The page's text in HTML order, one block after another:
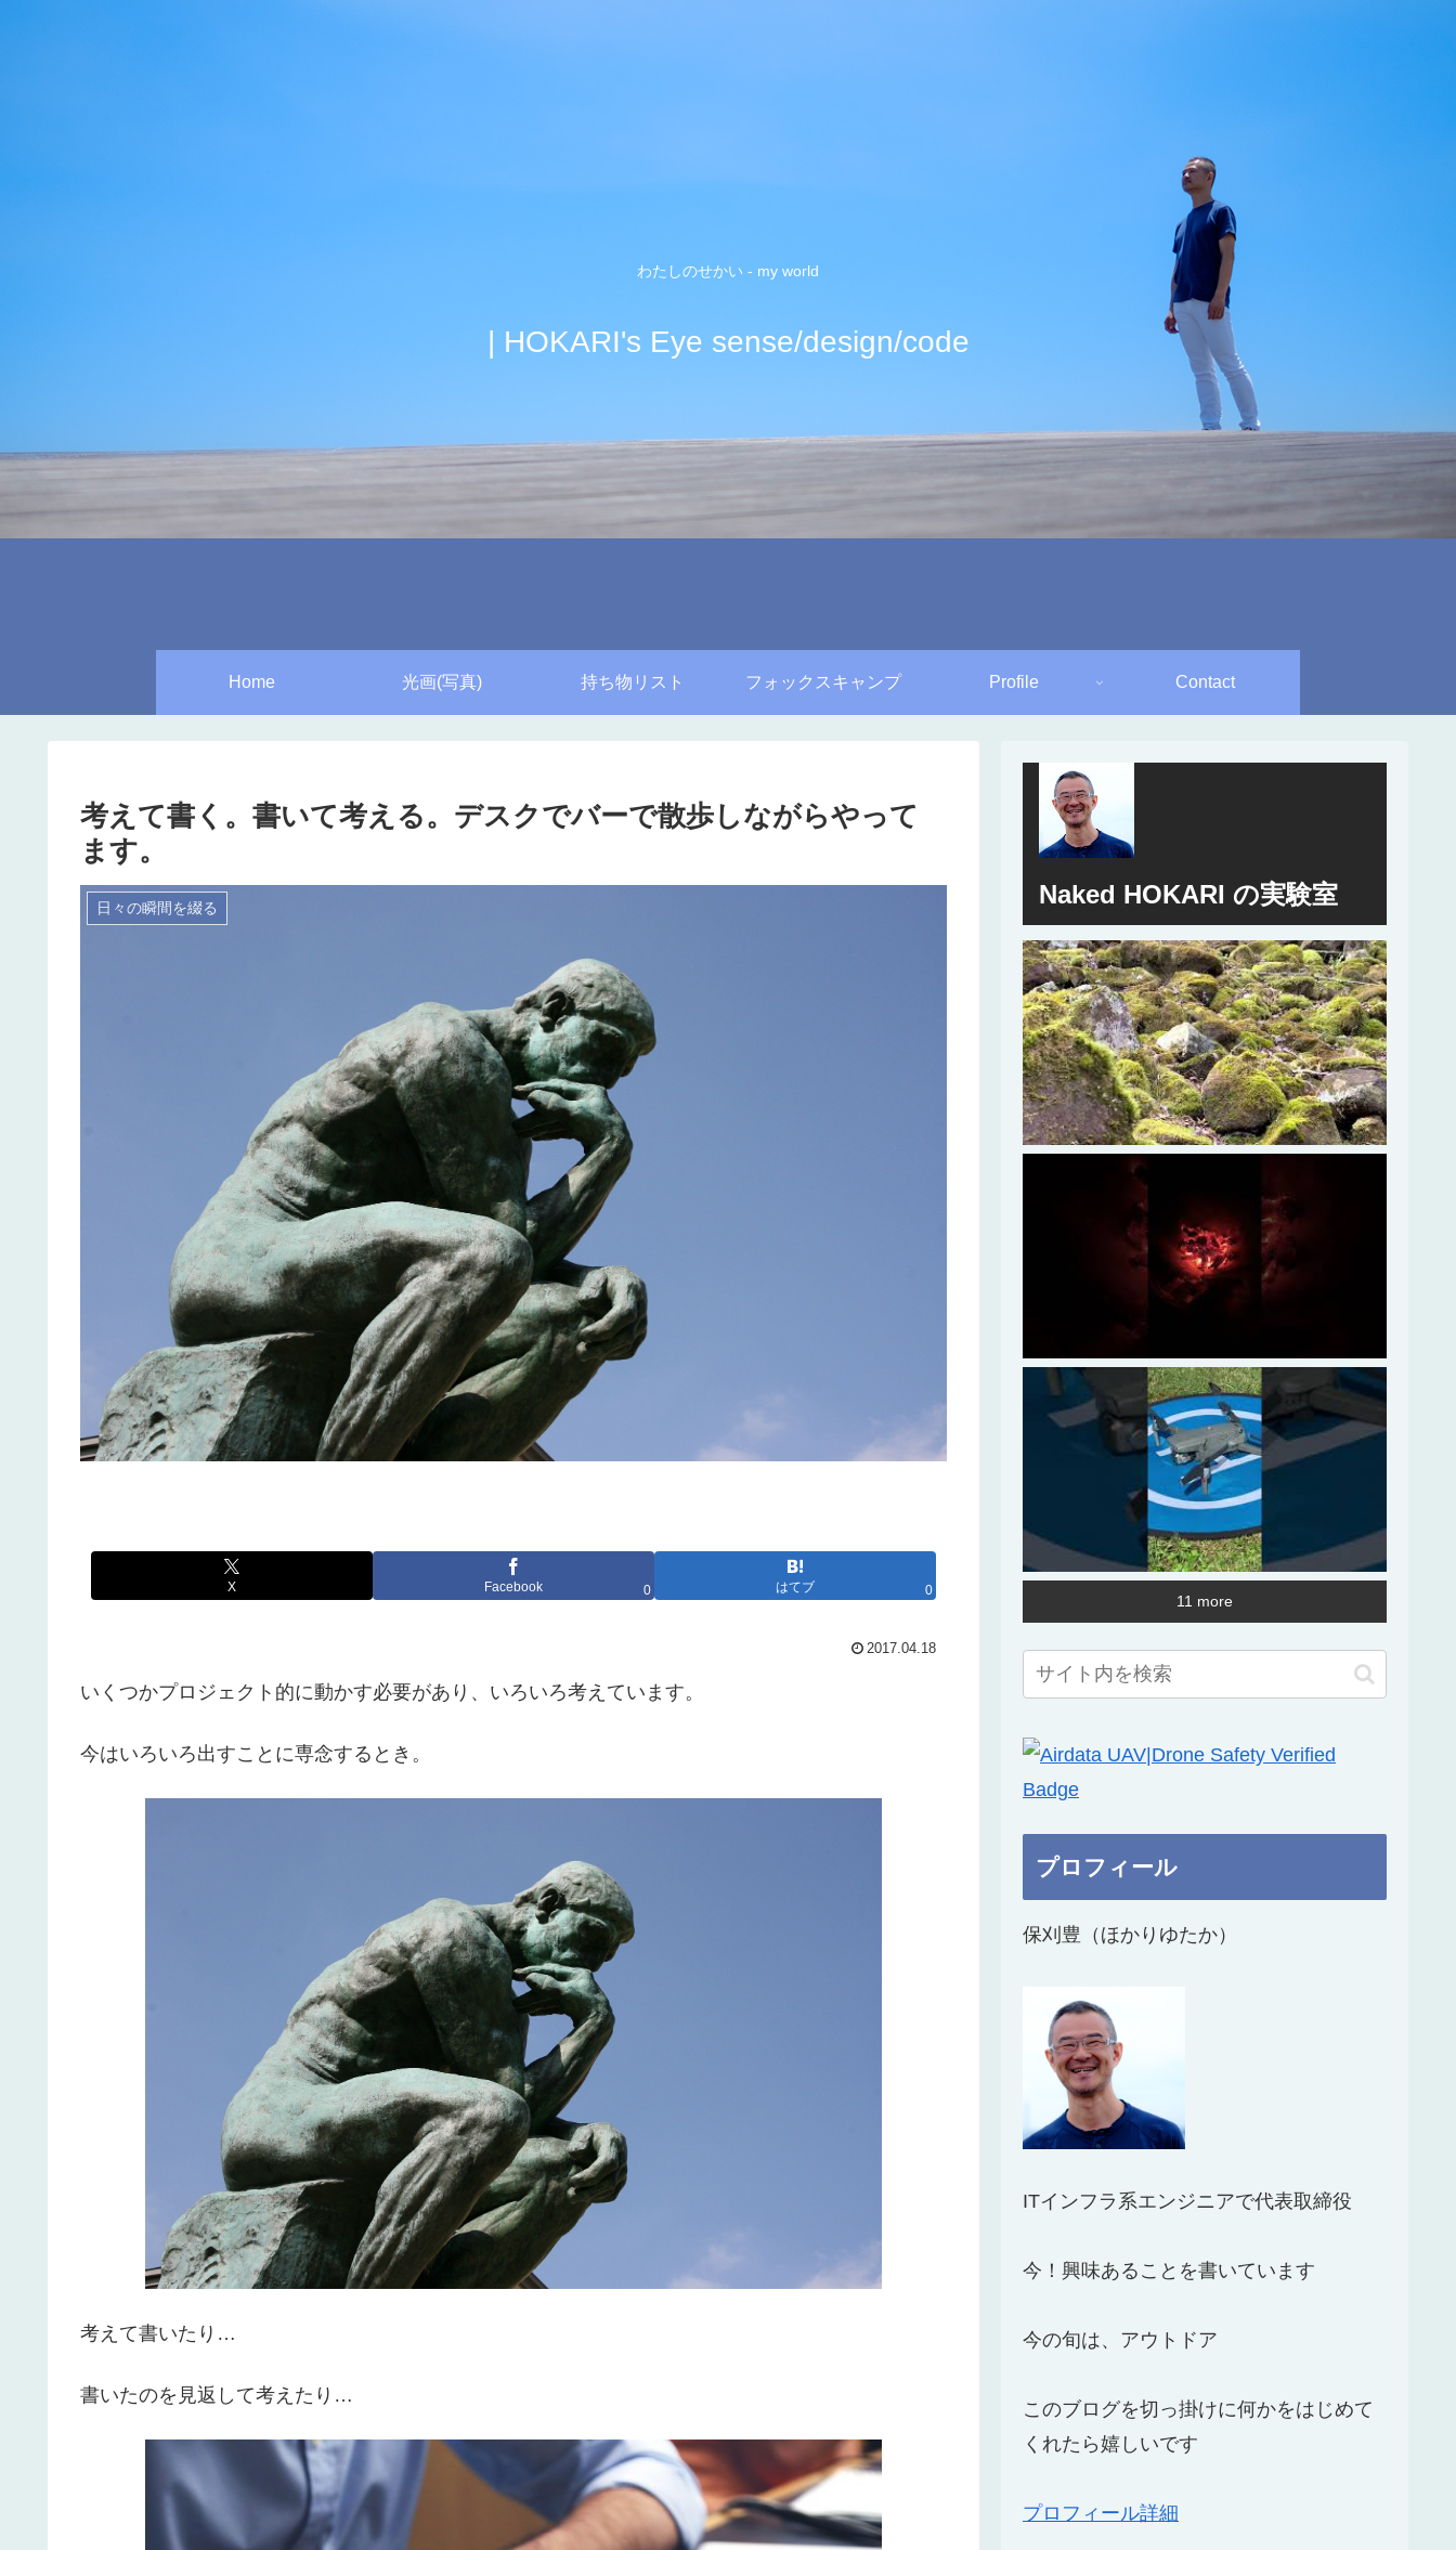
わたしのせかい - my world
| HOKARI's Eye sense/design/code
Home 光画(写真) 持ち物リスト フォックスキャンプ Profile Contact
考えて書く。書いて考える。デスクでバーで散歩しながらやって
ます。
日々の瞬間を綴る
X Facebook 0 はてブ 0
2017.04.18
いくつかプロジェクト的に動かす必要があり、いろいろ考えています。
今はいろいろ出すことに専念するとき。
考えて書いたり…
書いたのを見返して考えたり…
Naked HOKARI の実験室
11 more
プロフィール
保刈豊（ほかりゆたか）
ITインフラ系エンジニアで代表取締役
今！興味あることを書いています
今の旬は、アウトドア
このブログを切っ掛けに何かをはじめて
くれたら嬉しいです
プロフィール詳細